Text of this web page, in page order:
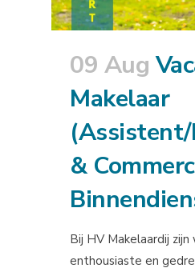
09 Aug
Makelaar
&
Bij HV Makelaardij
enthousiaste en